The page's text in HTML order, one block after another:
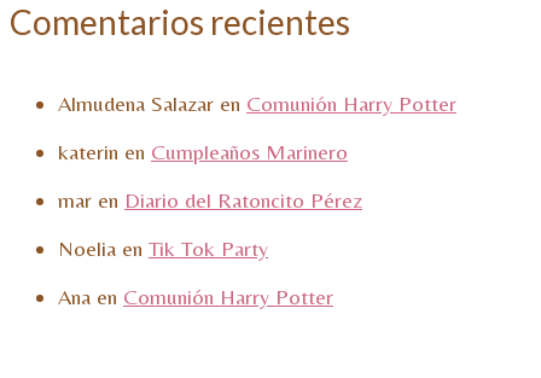
Comentarios recientes
Almudena Salazar en Comunión Harry Potter
katerin en Cumpleaños Marinero
mar en Diario del Ratoncito Pérez
Noelia en Tik Tok Party
Ana en Comunión Harry Potter